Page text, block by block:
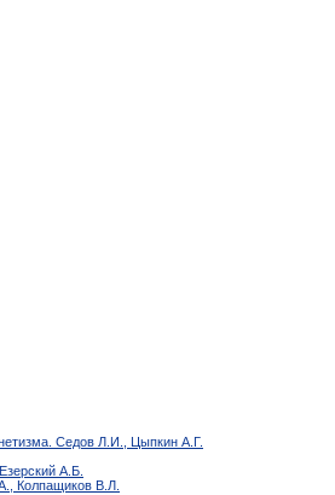
Седов Л.И., Цыпкин А.Г.
А.Б.
Колпащиков В.Л.